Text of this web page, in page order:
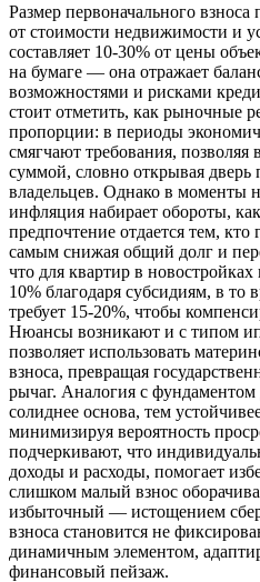
Размер первоначального
от стоимости недвижимости и
составляет 10-30% от цены
на бумаге — она отражает
возможностями и рисками
стоит отметить, как рыночные
пропорции: в периоды
смягчают требования, позволяя
суммой, словно открывая
владельцев. Однако в моменты
инфляция набирает обороты,
предпочтение отдается тем,
самым снижая общий долг и
что для квартир в
10% благодаря субсидиям, в
требует 15-20%, чтобы
Нюансы возникают и с типом
позволяет использовать
взноса, превращая
рычаг. Аналогия с
солиднее основа, тем
минимизируя вероятность
подчеркивают, что
доходы и расходы, помогает
слишком малый взнос
избыточный — истощением
взноса становится не
динамичным элементом,
финансовый пейзаж.